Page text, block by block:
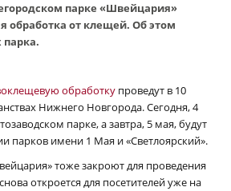
парке «Швейцария»
обработка от клещей. Об этом
парка.
обработку проведут в 10
Нижнего Новгорода. Сегодня, 4
парке, а завтра, 5 мая, будут
парков имени 1 Мая и «Светлоярский».
тоже закроют для проведения
откроется для посетителей уже на